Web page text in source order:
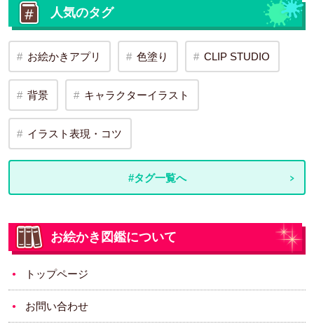
人気のタグ
お絵かきアプリ 色塗り CLIP STUDIO
背景 キャラクターイラスト
イラスト表現・コツ
#タグ一覧へ
お絵かき図鑑について
トップページ
お問い合わせ